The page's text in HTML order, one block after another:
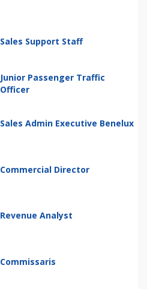
Sales Support Staff
Junior Passenger Traffic
Officer
Sales Admin Executive Benelux
Commercial Director
Revenue Analyst
Commissaris